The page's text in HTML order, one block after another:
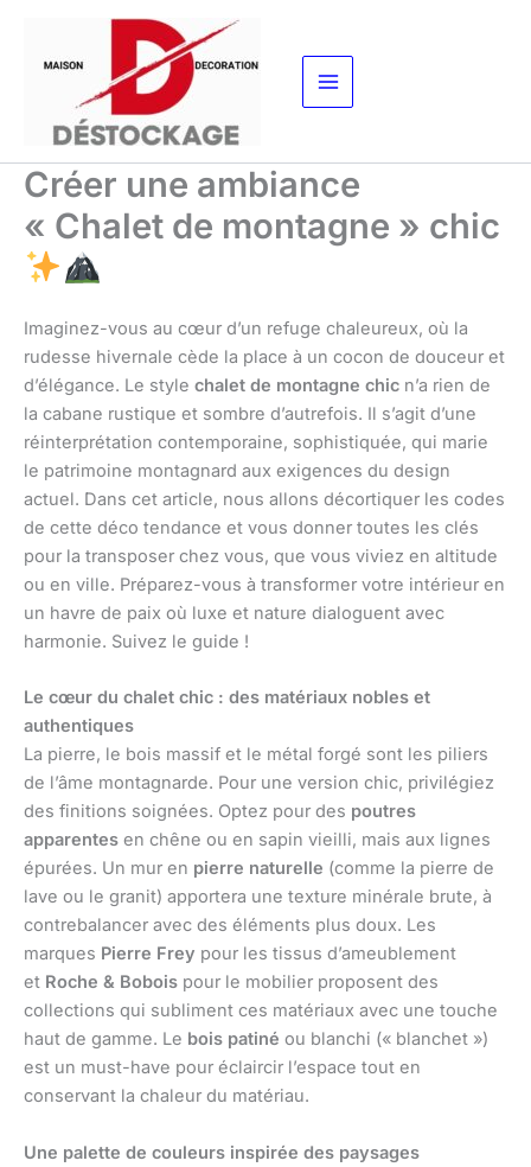
contenu
Créer une ambiance
« Chalet de montagne » chic
Imaginez-vous au cœur d’un refuge chaleureux, où la
rudesse hivernale cède la place à un cocon de douceur et
d’élégance. Le style chalet de montagne chic n’a rien de
la cabane rustique et sombre d’autrefois. Il s’agit d’une
réinterprétation contemporaine, sophistiquée, qui marie
le patrimoine montagnard aux exigences du design
actuel. Dans cet article, nous allons décortiquer les codes
de cette déco tendance et vous donner toutes les clés
pour la transposer chez vous, que vous viviez en altitude
ou en ville. Préparez-vous à transformer votre intérieur en
un havre de paix où luxe et nature dialoguent avec
harmonie. Suivez le guide !
Le cœur du chalet chic : des matériaux nobles et
authentiques
La pierre, le bois massif et le métal forgé sont les piliers
de l’âme montagnarde. Pour une version chic, privilégiez
des finitions soignées. Optez pour des poutres
apparentes en chêne ou en sapin vieilli, mais aux lignes
épurées. Un mur en pierre naturelle (comme la pierre de
lave ou le granit) apportera une texture minérale brute, à
contrebalancer avec des éléments plus doux. Les
marques Pierre Frey pour les tissus d’ameublement
et Roche & Bobois pour le mobilier proposent des
collections qui subliment ces matériaux avec une touche
haut de gamme. Le bois patiné ou blanchi (« blanchet »)
est un must-have pour éclaircir l’espace tout en
conservant la chaleur du matériau.
Une palette de couleurs inspirée des paysages